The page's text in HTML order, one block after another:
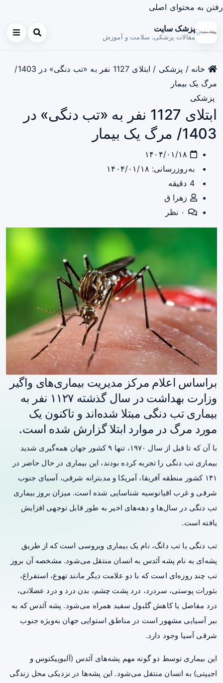
رفتن به محتوای اصلی
پزشک سایت
مقالات پزشکی، سلامت و آموزش
خانه / پزشکی /
ابتلای 1127 نفر به «تب دنگی» در 1403/
مرگ یک بیمار
پزشکی
ابتلای 1127 نفر به «تب دنگی» در
1403/ مرگ یک بیمار
به‌روزرسانی: ۱۴۰۴/۰۱/۱۸
4 دقیقه
زهرا ق
براساس اعلام مرکز مدیریت بیماری‌‌های واگیر
وزارت بهداشت در سال گذشته ۱۱۲۷ نفر به
بیماری تب دنگی مبتلا شده‌اند و تاکنون یک
مورد مرگ در موارد ابتلا گزارش شده است.
با آن که تا قبل از سال ۱۹۷۰، تنها ۹ کشور جهان همه‌گیری شدید
بیماریتب دنگی را تجربه کرده بودند، این بیماری در حال حاضر در
۱۴۱ کشور منطقه آفریقا، آمریکا و مدیترانه شرقی، آسیای جنوب
شرقی و غرب اقیانوسیه شناسایی شده است. میزان بروز بیماری
تب دنگی در سال‌ها و دهه‌های اخیر به طور قابل توجهی افزایش
یافته است.
تب دنگی یا تب دانگ، نام یک بیماری ویروسی است که از طریق
پشه‌ای به نام پشه آئدس به انسان منتقل می‌شود. مشخصه آن بروز
تب چند روزه‌ای است که با دو علامت دیگر مانند تهوع، استفراغ،
بثورات پوستی، سردرد، درد پشت چشم، بدن درد و درد عضلانی،
درد مفاصل یا کاهش گلبول سفید همراه می‌شود. پشه آئدس که به
ببر آسیایی مشهور است در مناطق استوایی جهان به‌ویژه جنوب
شرقی آسیا وجود دارد.
این بیماری توسط دو گونه مهم پشه‌های آئدس (آلبوپیکتوس و
اجیپتی) به انسان منتقل می‌شود. این پشه‌ها در نزدیکی محل زندگی